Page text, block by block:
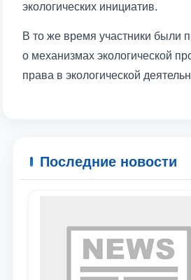
Ваше имя и фамилия
экологических инициатив.
В то же время участники были
о механизмах экологической
права в экологической
Последние новости